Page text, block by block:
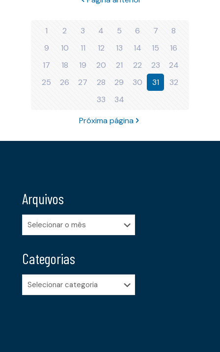
1 2 3 4 5 6 7
8
9
10 11 12 13 14 15
16
17
18 19 20 21 22 23
24
25
26 27 28 29 30 31
32
33
34
Próxima página
Arquivos
Arquivos
Categorias
Categorias